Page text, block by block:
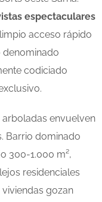
espectaculares
acceso rápido
denominado
codiciado
envuelven
Barrio dominado
300-1.000 m²,
residenciales
gozan